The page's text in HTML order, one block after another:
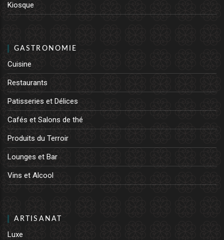
Kiosque
GASTRONOMIE
Cuisine
Restaurants
Patisseries et Délices
Cafés et Salons de thé
Produits du Terroir
Lounges et Bar
Vins et Alcool
ARTISANAT
Luxe